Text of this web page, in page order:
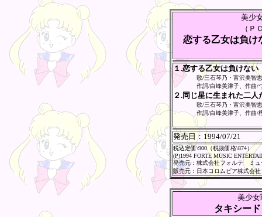
美少
（Ｐ
恋する乙女は負け
１.恋する乙女は負けない
歌/三石琴乃・富沢美智
作詞/白峰美津子、作曲/
２.同じ星に生まれた二人
歌/三石琴乃・富沢美智
作詞/白峰美津子、作曲/
発売日： 1994/07/21
税込定価\900（税抜価格\874）
(P)1994 FORTE MUSIC
発売元：株式会社フォルテ ミュ
販売元：日本コロムビア株式会社
美少女
タキシー